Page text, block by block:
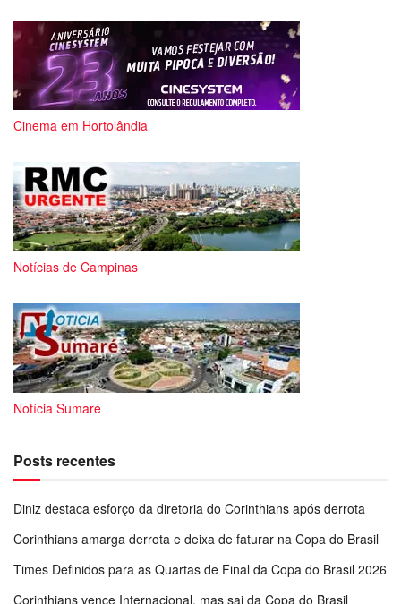
Cinema em Hortolândia
Notícias de Campinas
Notícia Sumaré
Posts recentes
Diniz destaca esforço da diretoria do Corinthians após derrota
Corinthians amarga derrota e deixa de faturar na Copa do Brasil
Times Definidos para as Quartas de Final da Copa do Brasil 2026
Corinthians vence Internacional, mas sai da Copa do Brasil